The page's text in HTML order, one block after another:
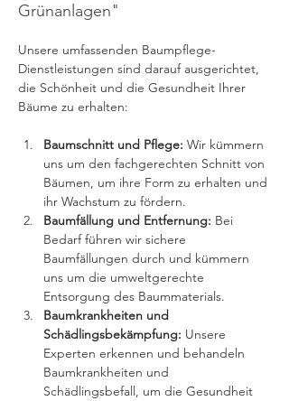
Grünanlagen"
Unsere umfassenden Baumpflege-
Dienstleistungen sind darauf ausgerichtet,
die Schönheit und die Gesundheit Ihrer
Bäume zu erhalten:
Baumschnitt und Pflege: Wir kümmern
uns um den fachgerechten Schnitt von
Bäumen, um ihre Form zu erhalten und
ihr Wachstum zu fördern.
Baumfällung und Entfernung: Bei
Bedarf führen wir sichere
Baumfällungen durch und kümmern
uns um die umweltgerechte
Entsorgung des Baummaterials.
Baumkrankheiten und
Schädlingsbekämpfung: Unsere
Experten erkennen und behandeln
Baumkrankheiten und
Schädlingsbefall, um die Gesundheit